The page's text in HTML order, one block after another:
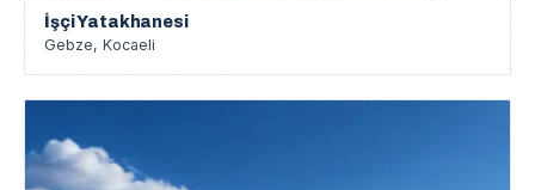
İşçi Yatakhanesi
Gebze, Kocaeli